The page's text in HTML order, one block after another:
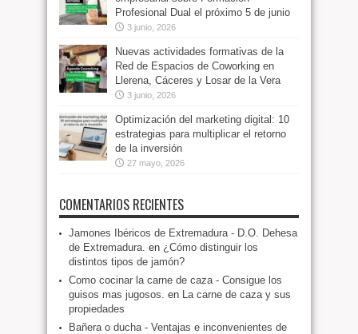
Profesional Dual el próximo 5 de junio
3 junio, 2026
Nuevas actividades formativas de la
Red de Espacios de Coworking en
Llerena, Cáceres y Losar de la Vera
3 junio, 2026
Optimización del marketing digital: 10
estrategias para multiplicar el retorno
de la inversión
27 mayo, 2026
COMENTARIOS RECIENTES
Jamones Ibéricos de Extremadura - D.O. Dehesa
de Extremadura. en ¿Cómo distinguir los
distintos tipos de jamón?
Como cocinar la carne de caza - Consigue los
guisos mas jugosos. en La carne de caza y sus
propiedades
Bañera o ducha - Ventajas e inconvenientes de